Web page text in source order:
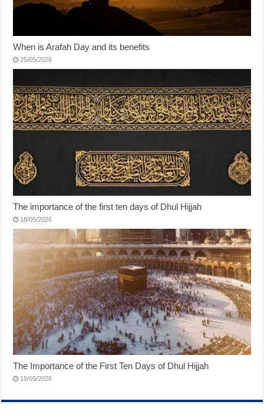
When is Arafah Day and its benefits
25/05/2026
The importance of the first ten days of Dhul Hijjah
18/05/2026
The Importance of the First Ten Days of Dhul Hijjah
18/05/2026